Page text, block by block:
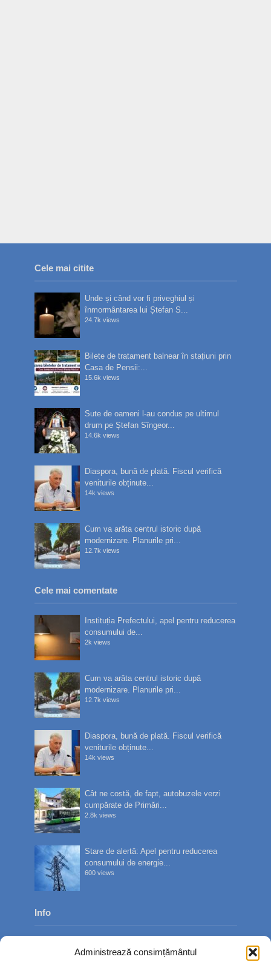
Administrează consimțământul
Cele mai citite
Unde și când vor fi priveghiul și
înmormântarea lui Ștefan S...
24.7k views
Bilete de tratament balnear în stațiuni prin
Casa de Pensii:...
15.6k views
Sute de oameni l-au condus pe ultimul
drum pe Ștefan Sîngeor...
14.6k views
Diaspora, bună de plată. Fiscul verifică
veniturile obținute...
14k views
Cum va arăta centrul istoric după
modernizare. Planurile pri...
12.7k views
Cele mai comentate
Instituția Prefectului, apel pentru reducerea
consumului de...
2k views
Cum va arăta centrul istoric după
modernizare. Planurile pri...
12.7k views
Diaspora, bună de plată. Fiscul verifică
veniturile obținute...
14k views
Cât ne costă, de fapt, autobuzele verzi
cumpărate de Primări...
2.8k views
Stare de alertă: Apel pentru reducerea
consumului de energie...
600 views
Info